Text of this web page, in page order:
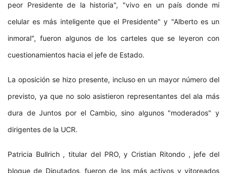
peor Presidente de la historia", "vivo en un país donde mi
celular es más inteligente que el Presidente" y "Alberto es un
inmoral", fueron algunos de los carteles que se leyeron con
cuestionamientos hacia el jefe de Estado.​
La oposición se hizo presente, incluso en un mayor número del
previsto, ya que no solo asistieron representantes del ala más
dura de Juntos por el Cambio, sino algunos "moderados" y
dirigentes de la UCR.
Patricia Bullrich , titular del PRO, y Cristian Ritondo , jefe del
bloque de Diputados, fueron de los más activos y vitoreados